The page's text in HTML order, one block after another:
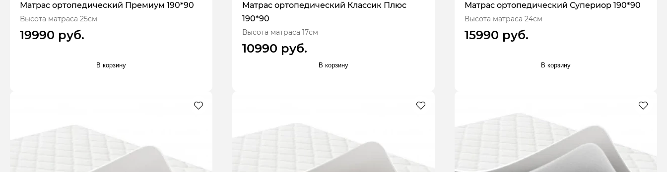
Матрас ортопедический Премиум 190*90
Высота матраса 25см
19990 руб.
В корзину
Матрас ортопедический Классик Плюс
190*90
Высота матраса 17см
10990 руб.
В корзину
Матрас ортопедический Супериор 190*90
Высота матраса 24см
15990 руб.
В корзину